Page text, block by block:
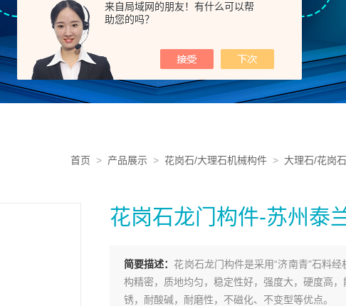
来自局域网的朋友！有什么可以帮
助您的吗？
首页 > 产品展示 > 花岗石/大理石机械构件 > 大理石/花岗
花岗石龙门构件-苏州泰
简要描述： 花岗石龙门构件是采用“济南青"石料
构精密，质地均匀，稳定性好，强度大，硬度高
锈，耐酸碱，耐磨性，不磁化、不变型等优点。